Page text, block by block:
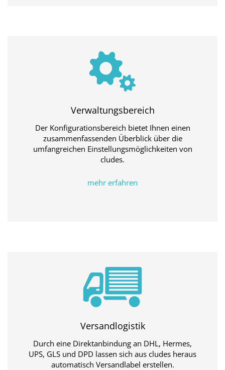
Verwaltungsbereich
Der Konfigurationsbereich bietet Ihnen einen
zusammenfassenden Überblick über die
umfangreichen Einstellungsmöglichkeiten von
cludes.
mehr erfahren
Versandlogistik
Durch eine Direktanbindung an DHL, Hermes,
UPS, GLS und DPD lassen sich aus cludes heraus
automatisch Versandlabel erstellen.